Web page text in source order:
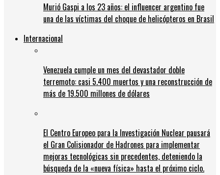
Murió Gaspi a los 23 años: el influencer argentino fue
una de las víctimas del choque de helicópteros en Brasil
Internacional
Venezuela cumple un mes del devastador doble
terremoto: casi 5.400 muertos y una reconstrucción de
más de 19.500 millones de dólares
El Centro Europeo para la Investigación Nuclear pausará
el Gran Colisionador de Hadrones para implementar
mejoras tecnológicas sin precedentes, deteniendo la
búsqueda de la «nueva física» hasta el próximo ciclo.